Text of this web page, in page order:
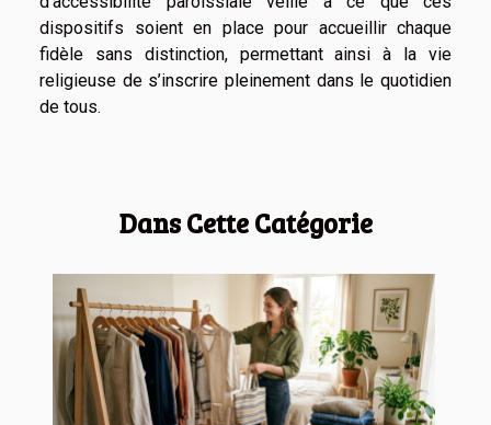
dispositifs soient en place pour accueillir chaque
fidèle sans distinction, permettant ainsi à la vie
religieuse de s’inscrire pleinement dans le quotidien
de tous.
Dans Cette Catégorie